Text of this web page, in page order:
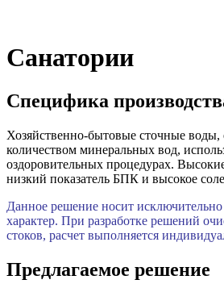
Санатории
Специфика
Хозяйственно-бытовые сточные
количеством минеральных вод,
оздоровительных процедурах.
низкий показатель БПК и высокое
Данное решение носит
характер. При разработке решений
стоков, расчет выполняется
Предлагаемое решение